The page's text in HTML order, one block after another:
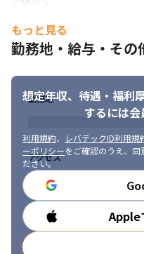
＜歓迎＞
・ファシリテーション経験
もっと見る
勤務地・給与・その
想定年収、待遇・福利厚
するには
利用規約、 レバテックID利用規
ーポリシーをご確認のうえ、同
ださい。
Apple
勤務地
アクセス
勤務時間